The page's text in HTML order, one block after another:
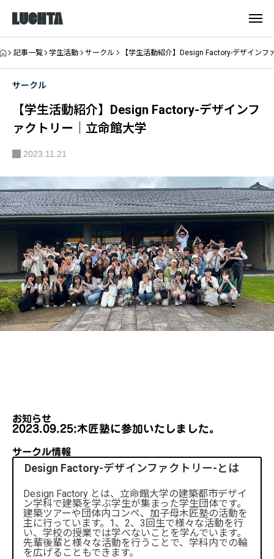
記事一覧 学生活動 サークル 【学生活動紹介】Design Factory-デザインフ
サークル
【学生活動紹介】Design Factory-デザインフ
ァクトリー｜立命館大学
2023.11.21
お知らせ
2023.09.25:木匠塾に参加いたしました。
サークル情報
Design Factory-デザインファクトリー-とは
Design Factory とは、立命館大学の建築都市デザイ
ン学科で建築を学ぶ学生が集まった学生団体です。
建築ツアーや団体内コンペ、加子母木匠塾の活動を
主に行っています。1、2、3回生で様々な活動を行
い、学校の授業では学べないことを学んでいます。
先輩後輩と様々な活動を行うことで、学科内での輪
を広げることもできます。